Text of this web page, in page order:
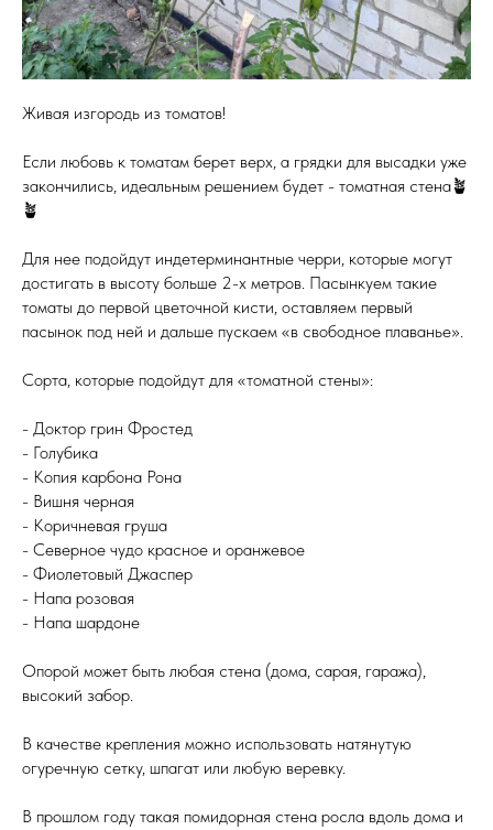
Живая изгородь из томатов!
Если любовь к томатам берет верх, а грядки для высадки уже
закончились, идеальным решением будет - томатная стена🪴
🪴
Для нее подойдут индетерминантные черри, которые могут
достигать в высоту больше 2-х метров. Пасынкуем такие
томаты до первой цветочной кисти, оставляем первый
пасынок под ней и дальше пускаем «в свободное плаванье».
Сорта, которые подойдут для «томатной стены»:
- Доктор грин Фростед
- Голубика
- Копия карбона Рона
- Вишня черная
- Коричневая груша
- Северное чудо красное и оранжевое
- Фиолетовый Джаспер
- Напа розовая
- Напа шардоне
Опорой может быть любая стена (дома, сарая, гаража),
высокий забор.
В качестве крепления можно использовать натянутую
огуречную сетку, шпагат или любую веревку.
В прошлом году такая помидорная стена росла вдоль дома и